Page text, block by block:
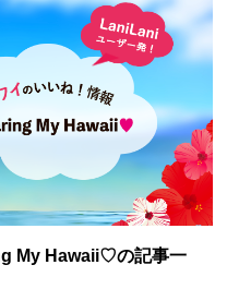
My Hawaii♡の記事一